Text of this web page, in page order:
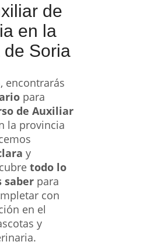
de
en la
de Soria
encontrarás
para
de Auxiliar
la provincia
y
todo lo
saber para
con
en el
y